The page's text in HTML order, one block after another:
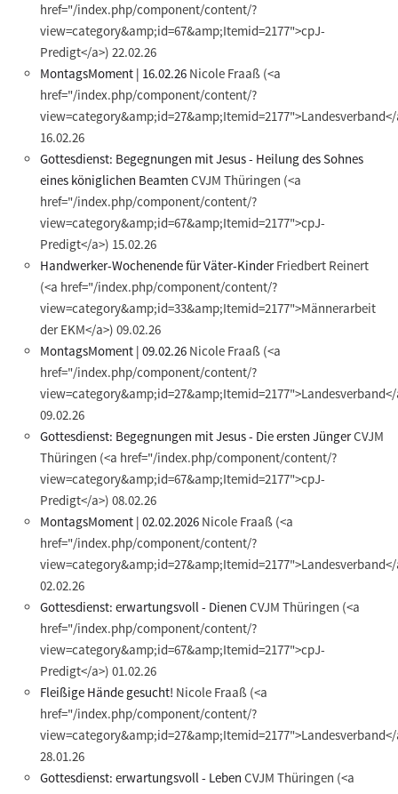
href="/index.php/component/content/?
view=category&amp;id=67&amp;Itemid=2177">cpJ-
Predigt</a>) 22.02.26
MontagsMoment | 16.02.26 Nicole Fraaß (<a
href="/index.php/component/content/?
16.02.26
Gottesdienst: Begegnungen mit Jesus - Heilung des Sohnes
eines königlichen Beamten CVJM Thüringen (<a
href="/index.php/component/content/?
view=category&amp;id=67&amp;Itemid=2177">cpJ-
Predigt</a>) 15.02.26
Handwerker-Wochenende für Väter-Kinder Friedbert Reinert
(<a href="/index.php/component/content/?
view=category&amp;id=33&amp;Itemid=2177">Männerarbeit
der EKM</a>) 09.02.26
MontagsMoment | 09.02.26 Nicole Fraaß (<a
href="/index.php/component/content/?
09.02.26
Gottesdienst: Begegnungen mit Jesus - Die ersten JüngerCVJM
Thüringen (<a href="/index.php/component/content/?
view=category&amp;id=67&amp;Itemid=2177">cpJ-
Predigt</a>) 08.02.26
MontagsMoment | 02.02.2026 Nicole Fraaß (<a
href="/index.php/component/content/?
02.02.26
Gottesdienst: erwartungsvoll - Dienen CVJM Thüringen (<a
href="/index.php/component/content/?
view=category&amp;id=67&amp;Itemid=2177">cpJ-
Predigt</a>) 01.02.26
Fleißige Hände gesucht! Nicole Fraaß (<a
href="/index.php/component/content/?
28.01.26
Gottesdienst: erwartungsvoll - Leben CVJM Thüringen (<a